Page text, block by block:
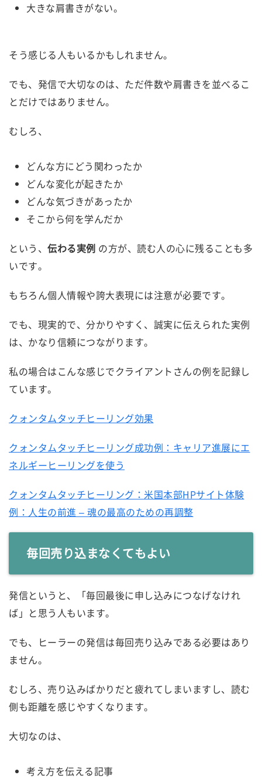
大きな肩書きがない。
そう感じる人もいるかもしれません。
でも、発信で大切なのは、ただ件数や肩書きを並べるこ
とだけではありません。
むしろ、
どんな方にどう関わったか
どんな変化が起きたか
どんな気づきがあったか
そこから何を学んだか
という、 伝わる実例 の方が、読む人の心に残ることも多
いです。
もちろん個人情報や誇大表現には注意が必要です。
でも、現実的で、分かりやすく、誠実に伝えられた実例
は、かなり信頼につながります。
私の場合はこんな感じでクライアントさんの例を記録し
ています。
クォンタムタッチヒーリング効果
クォンタムタッチヒーリング成功例：キャリア進展にエ
ネルギーヒーリングを使う
クォンタムタッチヒーリング：米国本部HPサイト体験
例：人生の前進 – 魂の最高のための再調整
毎回売り込まなくてもよい
発信というと、「毎回最後に申し込みにつなげなけれ
ば」と思う人もいます。
でも、ヒーラーの発信は毎回売り込みである必要はあり
ません。
むしろ、売り込みばかりだと疲れてしまいますし、読む
側も距離を感じやすくなります。
大切なのは、
考え方を伝える記事